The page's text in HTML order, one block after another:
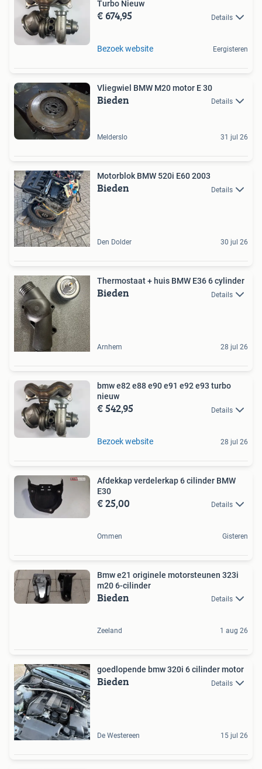
Turbo Nieuw
€ 674,95 Details
Bezoek website Eergisteren
Vliegwiel BMW M20 motor E 30
Bieden Details
Melderslo 31 jul 26
Motorblok BMW 520i E60 2003
Bieden Details
Den Dolder 30 jul 26
Thermostaat + huis BMW E36 6 cylinder
Bieden Details
Arnhem 28 jul 26
bmw e82 e88 e90 e91 e92 e93 turbo
nieuw
€ 542,95 Details
Bezoek website 28 jul 26
Afdekkap verdelerkap 6 cilinder BMW
E30
€ 25,00 Details
Ommen Gisteren
Bmw e21 originele motorsteunen 323i
m20 6-cilinder
Bieden Details
Zeeland 1 aug 26
goedlopende bmw 320i 6 cilinder motor
Bieden Details
De Westereen 15 jul 26